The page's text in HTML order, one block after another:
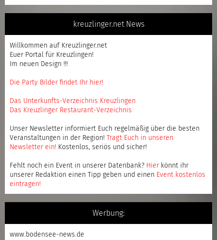
kreuzlinger.net News
Willkommen auf Kreuzlinger.net
Euer Portal für Kreuzlingen!
Im neuen Design !!!
Die Party Bilder findet Ihr hier!
Das Unterkunfts-Verzeichnis Kreuzlingen
Das Kreuzlinger Restaurant-Verzeichnis
Unser Newsletter informiert Euch regelmäßig über die besten
Veranstaltungen in der Region!
Tragt Euch in unseren
Newsletter ein! Kostenlos, seriös und sicher!
Fehlt noch ein Event in unserer Datenbank? Hier könnt ihr
unserer Redaktion einen Tipp geben und einen Event kostenlos
eintragen!
Werbung:
www.bodensee-news.de